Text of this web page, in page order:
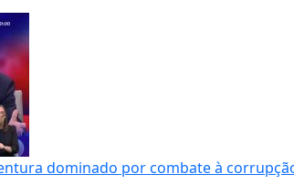
dominado por combate à